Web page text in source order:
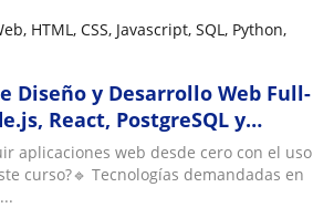
HTML, CSS, Javascript, SQL, Python,
Diseño y Desarrollo Web Full-
React, PostgreSQL y
de Inteligencia Artificial
aplicaciones web desde cero con el uso
curso?🔹 Tecnologías demandadas en